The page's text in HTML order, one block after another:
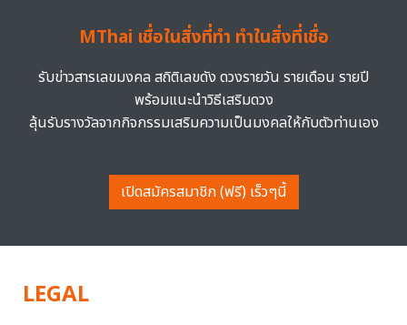
MThai เชื่อในสิ่งที่ทำ ทำในสิ่งที่เชื่อ
รับข่าวสารเลขมงคล สถิติเลขดัง ดวงรายวัน รายเดือน รายปี
พร้อมแนะนำวิธีเสริมดวง
ลุ้นรับรางวัลจากกิจกรรมเสริมความเป็นมงคลให้กับตัวท่านเอง
เปิดสมัครสมาชิก (ฟรี) เร็วๆนี้
LEGAL